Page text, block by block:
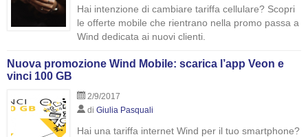
Hai intenzione di cambiare tariffa cellulare? Scopri
le offerte mobile che rientrano nella promo passa a
Wind dedicata ai nuovi clienti.
Nuova promozione Wind Mobile: scarica l’app Veon e
vinci 100 GB
2/9/2017
di Giulia Pasquali
Hai una tariffa internet Wind per il tuo smartphone?